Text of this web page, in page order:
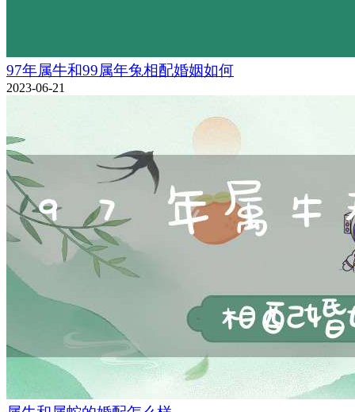
97年属牛和99属年兔相配婚姻如何
2023-06-21